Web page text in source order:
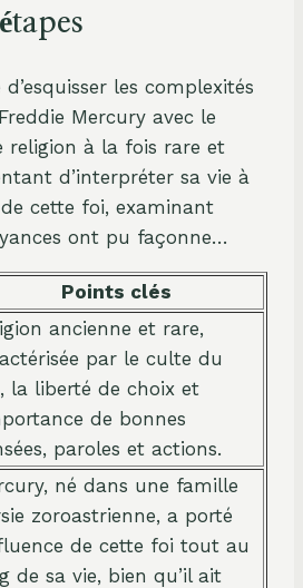
les complexités
Mercury avec le
religion à la fois rare et
d’interpréter sa vie à
cette foi, examinant
ont pu façonne…
Points clés
ancienne et rare,
par le culte du
la liberté de choix et
de bonnes
paroles et actions.
né dans une famille
zoroastrienne, a porté
de cette foi tout au
de sa vie, bien qu’il ait